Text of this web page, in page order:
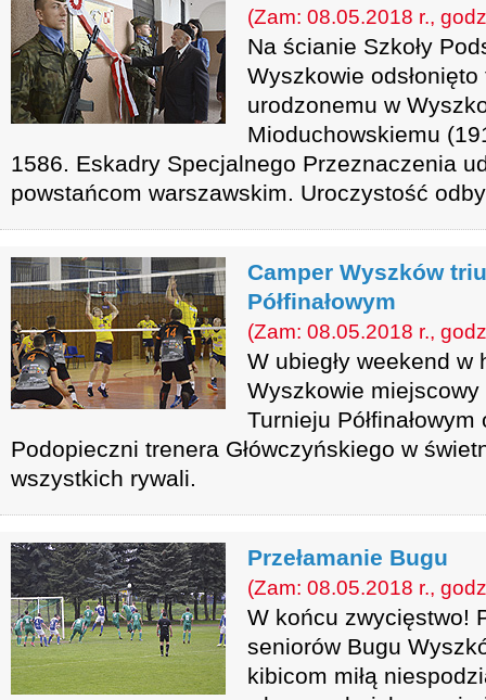
(Zam: 08.05.2018 r.,
Na ścianie Szkoły
Wyszkowie
urodzonemu w
Mioduchowskiemu
1586. Eskadry Specjalnego Przeznaczenia
powstańcom warszawskim. Uroczystość
Camper Wyszków
Półfinałowym
(Zam: 08.05.2018 r.,
W ubiegły weekend w
Wyszkowie miejscowy
Turnieju
Podopieczni trenera Główczyńskiego w
wszystkich rywali.
Przełamanie Bugu
(Zam: 08.05.2018 r.,
W końcu zwycięstwo!
seniorów Bugu
kibicom miłą